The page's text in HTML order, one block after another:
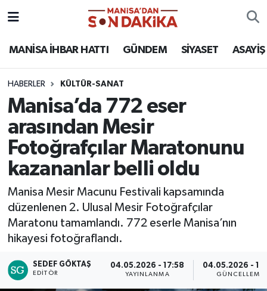
MANİSA İHBAR HATTI GÜNDEM SİYASET ASAYİŞ
HABERLER KÜLTÜR-SANAT
Manisa’da 772 eser
arasından Mesir
Fotoğrafçılar Maratonunu
kazananlar belli oldu
Manisa Mesir Macunu Festivali kapsamında
düzenlenen 2. Ulusal Mesir Fotoğrafçılar
Maratonu tamamlandı. 772 eserle Manisa’nın
hikayesi fotoğraflandı.
SEDEF GÖKTAŞ
EDITÖR
04.05.2026 - 17:58
YAYINLANMA
04.05.2026 -
GÜNCELLEME
ASAYİŞ
KÜLTÜR-SANAT
MAGAZİN
MANİSA'DA TRAFİK
SİYASET
SPOR
YAŞAM
GİZLİLİK SÖZLEŞMESİ
Hava Durumu
Puan Durumu ve Fikstür
Tüm Manşetler
Son Dakika Haberleri
Haber Arşivi